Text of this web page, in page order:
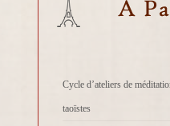
Cycle d’ateliers de
taoïstes